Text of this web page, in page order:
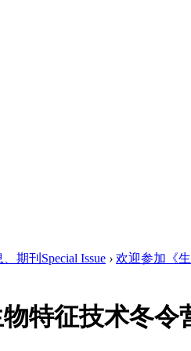
期刊Special Issue › 欢迎参加《
特征技术冬令